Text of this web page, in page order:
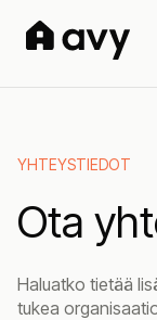
YHTEYSTIEDOT
Ota
Haluatko tietää
tukea